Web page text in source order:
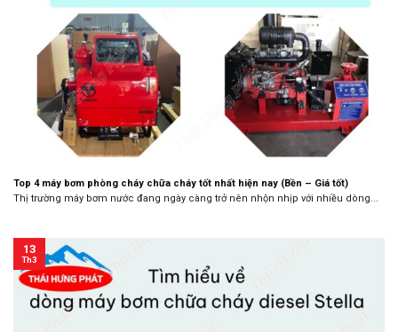
Top 4 máy bơm phòng cháy chữa cháy tốt nhất hiện nay (Bền – Giá tốt)
Thị trường máy bơm nước đang ngày càng trở nên nhộn nhịp với nhiều dòng...
13
Th3